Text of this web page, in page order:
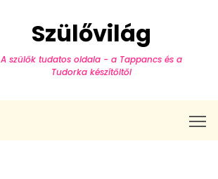
Szülővilág
A szülők tudatos oldala - a Tappancs és a
Tudorka készítőitől